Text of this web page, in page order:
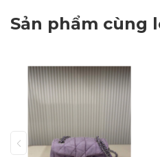
Sản phẩm cùng